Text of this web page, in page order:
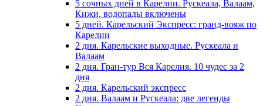
5 сочных дней в Карелии. Рускеала, Валаам,
Кижи, водопады включены
5 дней. Карельский Экспресс: гранд-вояж по
Карелии
2 дня. Карельские выходные. Рускеала и
Валаам
2 дня. Гран-тур Вся Карелия. 10 чудес за 2
дня
2 дня. Карельский экспресс
2 дня. Валаам и Рускеала: две легенды